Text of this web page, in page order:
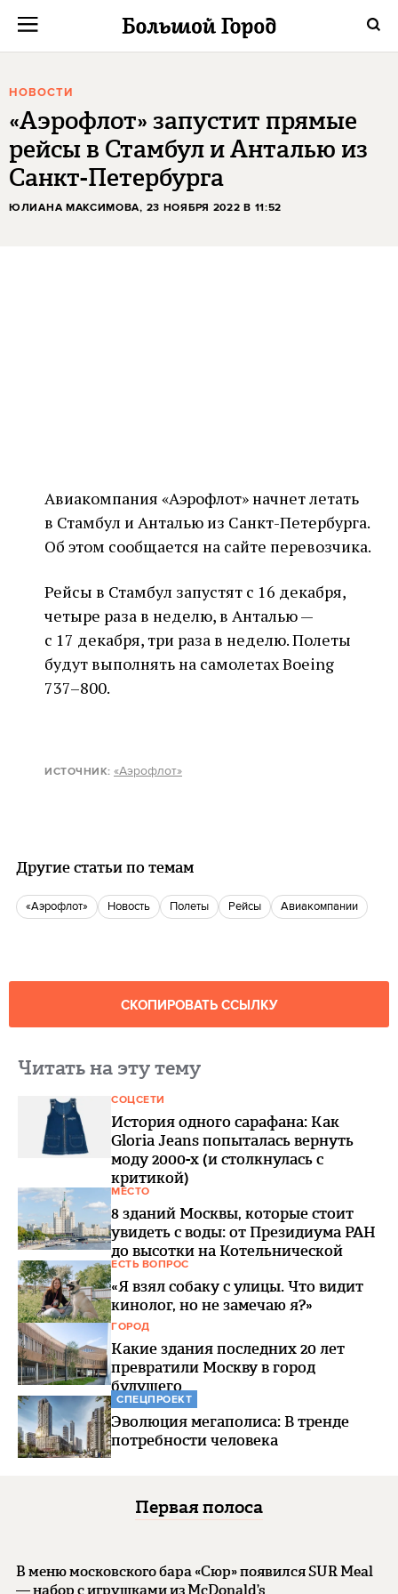
НОВОСТИ
«Аэрофлот» запустит прямые
рейсы в Стамбул и Анталью из
Санкт-Петербурга
ЮЛИАНА МАКСИМОВА, 23 НОЯБРЯ 2022 В 11:52
Авиакомпания «Аэрофлот» начнет летать
в Стамбул и Анталью из Санкт-Петербурга.
Об этом сообщается на сайте перевозчика.
Рейсы в Стамбул запустят с 16 декабря,
четыре раза в неделю, в Анталью —
с 17 декабря, три раза в неделю. Полеты
будут выполнять на самолетах Boeing
737–800.
ИСТОЧНИК: «Аэрофлот»
Другие статьи по темам
«Аэрофлот» Новость Полеты Рейсы Авиакомпании
СКОПИРОВАТЬ ССЫЛКУ
Читать на эту тему
СОЦСЕТИ
История одного сарафана: Как
Gloria Jeans попыталась вернуть
моду 2000-х (и столкнулась с
критикой)
МЕСТО
8 зданий Москвы, которые стоит
увидеть с воды: от Президиума РАН
до высотки на Котельнической
ЕСТЬ ВОПРОС
«Я взял собаку с улицы. Что видит
кинолог, но не замечаю я?»
ГОРОД
Какие здания последних 20 лет
превратили Москву в город
будущего
СПЕЦПРОЕКТ
Эволюция мегаполиса: В тренде
потребности человека
Первая полоса
В меню московского бара «Сюр» появился SUR Meal